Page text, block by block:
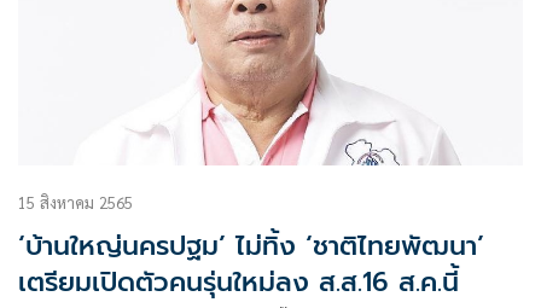
15 สิงหาคม 2565
‘บ้านใหญ่นครปฐม’ ไม่ทิ้ง ‘ชาติไทยพัฒนา’
เตรียมเปิดตัวคนรุ่นใหม่ลง ส.ส.16 ส.ค.นี้